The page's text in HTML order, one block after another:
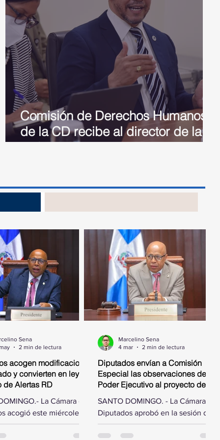
Comisión de Derechos Humanos
de la CD recibe al director de la
Defensa Pública
acogen modificaciones
y convierten en ley
de Alertas RD
La Cámara de
acogió este miércoles
hechas por el
la República al proyecto
Sena
2 min de lectura
Diputados envían a Comisión
Especial las observaciones del
Poder Ejecutivo al proyecto de ley
por obras ejecutadas
SANTO DOMINGO. - La Cámara de
Diputados aprobó en la sesión de
este miércoles designar una
comisión especial para estudiar las
Marcelino Sena
4 mar
2 min de lectura